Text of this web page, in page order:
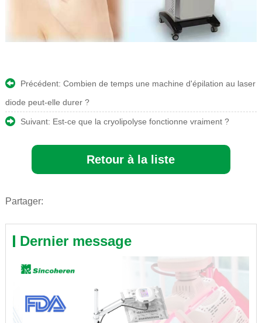
Précédent: Combien de temps une machine d'épilation au laser
diode peut-elle durer ?
Suivant: Est-ce que la cryolipolyse fonctionne vraiment ?
Retour à la liste
Partager:
Dernier message